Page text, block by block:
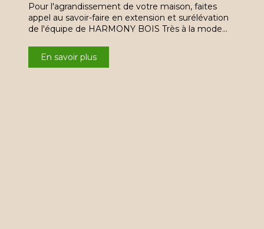
Pour l'agrandissement de votre maison, faites
appel au savoir-faire en extension et surélévation
de l'équipe de HARMONY BOIS Très à la mode…
En savoir plus